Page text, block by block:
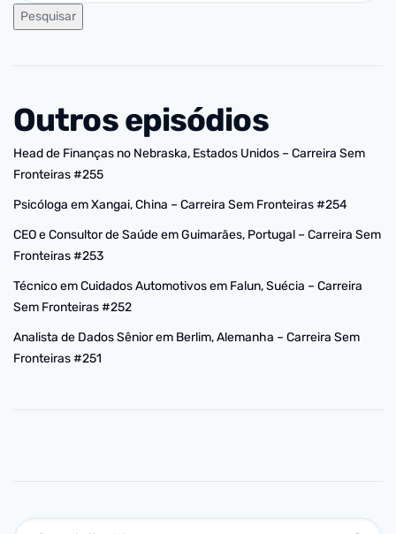
Pesquisar
Outros episódios
Head de Finanças no Nebraska, Estados Unidos – Carreira Sem
Fronteiras #255
Psicóloga em Xangai, China – Carreira Sem Fronteiras #254
CEO e Consultor de Saúde em Guimarães, Portugal – Carreira Sem
Fronteiras #253
Técnico em Cuidados Automotivos em Falun, Suécia – Carreira
Sem Fronteiras #252
Analista de Dados Sênior em Berlim, Alemanha – Carreira Sem
Fronteiras #251